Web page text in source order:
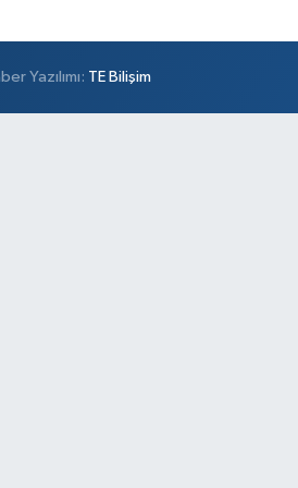
Yazılımı: TE Bilişim